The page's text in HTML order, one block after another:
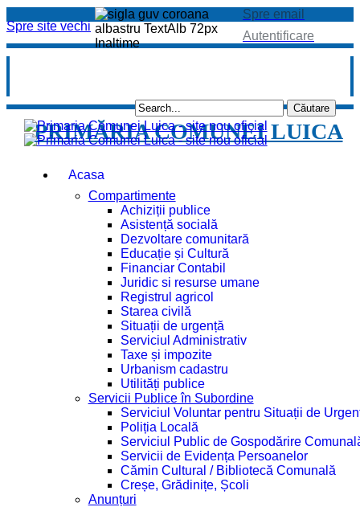
Spre site vechi
Spre email
Autentificare
PRIMĂRIA COMUNEI LUICA
Acasa
Compartimente
Achiziții publice
Asistență socială
Dezvoltare comunitară
Educație și Cultură
Financiar Contabil
Juridic si resurse umane
Registrul agricol
Starea civilă
Situații de urgență
Serviciul Administrativ
Taxe și impozite
Urbanism cadastru
Utilități publice
Servicii Publice în Subordine
Serviciul Voluntar pentru Situații de
Poliția Locală
Serviciul Public de Gospodărire
Servicii de Evidența Persoanelor
Cămin Cultural / Bibliotecă Comunală
Creșe, Grădinițe, Școli
Anunțuri